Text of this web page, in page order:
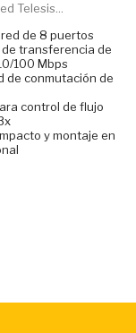
Telesis...
de 8 puertos
transferencia de
100 Mbps
de conmutación de
control de flujo
y montaje en